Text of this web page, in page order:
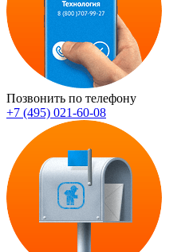
Позвонить по телефону
+7 (495) 021-60-08